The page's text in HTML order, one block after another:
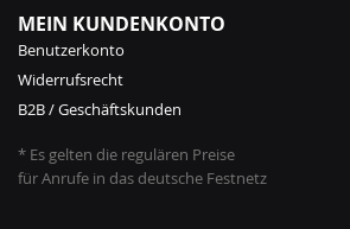
MEIN KUNDENKONTO
Benutzerkonto
Widerrufsrecht
B2B / Geschäftskunden
* Es gelten die regulären Preise
für Anrufe in das deutsche Festnetz